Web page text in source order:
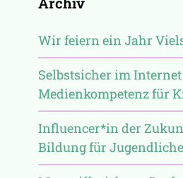
Wir feiern ein Jahr
Selbstsicher im
Medienkompetenz für
Influencer*in der
Bildung für Jugendliche